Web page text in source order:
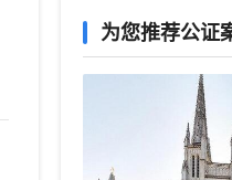
为您推荐公证